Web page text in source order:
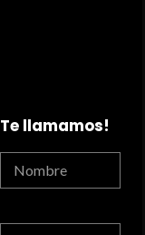
Te llamamos!